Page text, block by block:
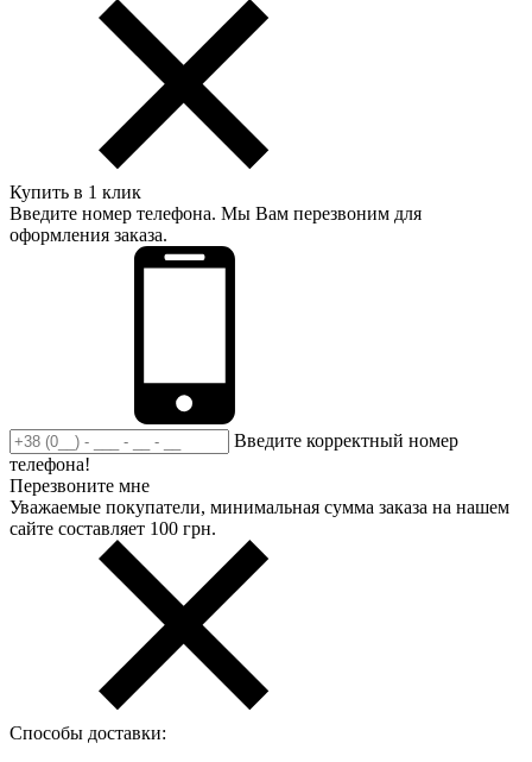
Купить в 1 клик
Введите номер телефона. Мы Вам перезвоним для
оформления заказа.
Введите корректный номер
телефона!
Перезвоните мне
Уважаемые покупатели, минимальная сумма заказа на нашем
сайте составляет 100 грн.
Способы доставки: